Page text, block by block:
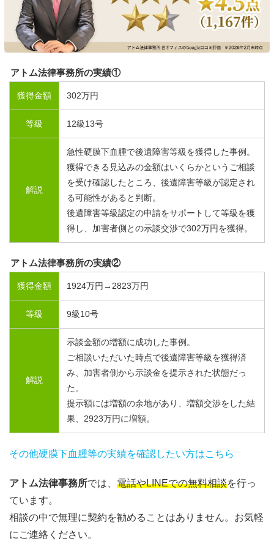
アトム法律事務所の実績①
獲得金額 302万円
等級 12級13号
解説
急性硬膜下血腫で後遺障害等級を獲得した事例。
獲得できる見込みの金額はいくらかというご相談
を受け確認したところ、後遺障害等級が認定され
る可能性があると判断。
後遺障害等級認定の申請をサポートして等級を獲
得し、加害者側との示談交渉で302万円を獲得。
アトム法律事務所の実績②
獲得金額 1924万円→2823万円
等級 9級10号
解説
示談金額の増額に成功した事例。
ご相談いただいた時点で後遺障害等級を獲得済
み、加害者側から示談金を提示された状態だっ
た。
提示額には増額の余地があり、増額交渉をした結
果、 2923万円に増額。
その他硬膜下血腫等の実績を確認したい方はこちら
アトム法律事務所では、 電話やLINEでの無料相談を行っ
ています。
相談の中で無理に契約を勧めることはありません。お気軽
にご連絡ください。